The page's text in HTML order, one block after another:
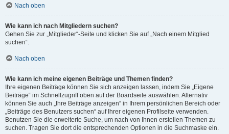
Nach oben
Wie kann ich nach Mitgliedern suchen?
Gehen Sie zur „Mitglieder“-Seite und klicken Sie auf „Nach einem Mitglied
suchen“.
Nach oben
Wie kann ich meine eigenen Beiträge und Themen finden?
Ihre eigenen Beiträge können Sie sich anzeigen lassen, indem Sie „Eigene
Beiträge“ im Schnellzugriff oben auf der Boardseite auswählen. Alternativ
können Sie auch „Ihre Beiträge anzeigen“ in Ihrem persönlichen Bereich oder
„Beiträge des Benutzers suchen“ auf Ihrer eigenen Profilseite verwenden.
Benutzen Sie die erweiterte Suche, um nach von Ihnen erstellen Themen zu
suchen. Tragen Sie dort die entsprechenden Optionen in die Suchmaske ein.